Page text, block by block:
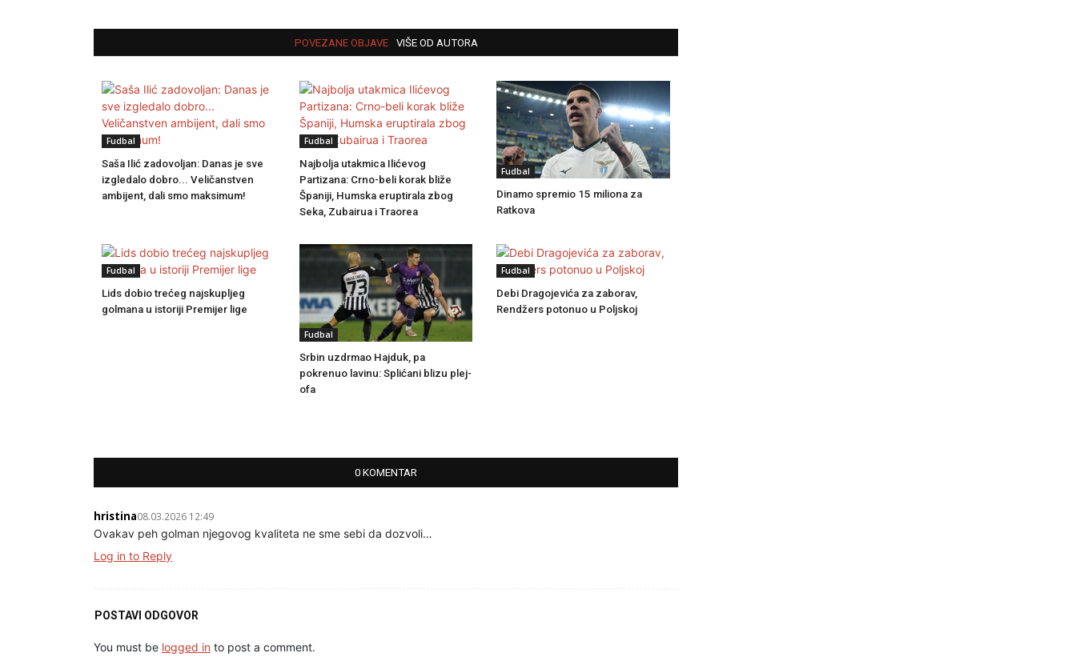
POVEZANE OBJAVE VIŠE OD AUTORA
Fudbal
Saša Ilić zadovoljan: Danas je sve
izgledalo dobro... Veličanstven
ambijent, dali smo maksimum!
Fudbal
Najbolja utakmica Ilićevog
Partizana: Crno-beli korak bliže
Španiji, Humska eruptirala zbog
Seka, Zubairua i Traorea
Fudbal
Dinamo spremio 15 miliona za
Ratkova
Fudbal
Lids dobio trećeg najskupljeg
golmana u istoriji Premijer lige
Fudbal
Srbin uzdrmao Hajduk, pa
pokrenuo lavinu: Splićani blizu plej-
ofa
Fudbal
Debi Dragojevića za zaborav,
Rendžers potonuo u Poljskoj
0 KOMENTAR
hristina08.03.2026 12:49
Ovakav peh golman njegovog kvaliteta ne sme sebi da dozvoli…
Log in to Reply
POSTAVI ODGOVOR
You must be logged in to post a comment.